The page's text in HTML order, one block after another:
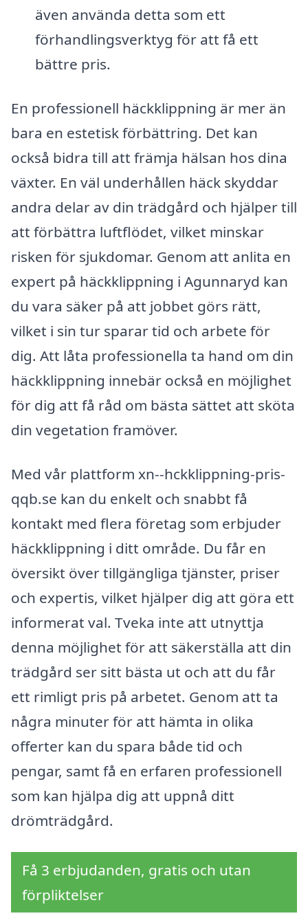
även använda detta som ett
förhandlingsverktyg för att få ett
bättre pris.
En professionell häckklippning är mer än
bara en estetisk förbättring. Det kan
också bidra till att främja hälsan hos dina
växter. En väl underhållen häck skyddar
andra delar av din trädgård och hjälper till
att förbättra luftflödet, vilket minskar
risken för sjukdomar. Genom att anlita en
expert på häckklippning i Agunnaryd kan
du vara säker på att jobbet görs rätt,
vilket i sin tur sparar tid och arbete för
dig. Att låta professionella ta hand om din
häckklippning innebär också en möjlighet
för dig att få råd om bästa sättet att sköta
din vegetation framöver.
Med vår plattform xn--hckklippning-pris-
qqb.se kan du enkelt och snabbt få
kontakt med flera företag som erbjuder
häckklippning i ditt område. Du får en
översikt över tillgängliga tjänster, priser
och expertis, vilket hjälper dig att göra ett
informerat val. Tveka inte att utnyttja
denna möjlighet för att säkerställa att din
trädgård ser sitt bästa ut och att du får
ett rimligt pris på arbetet. Genom att ta
några minuter för att hämta in olika
offerter kan du spara både tid och
pengar, samt få en erfaren professionell
som kan hjälpa dig att uppnå ditt
drömträdgård.
Få 3 erbjudanden, gratis och utan
förpliktelser